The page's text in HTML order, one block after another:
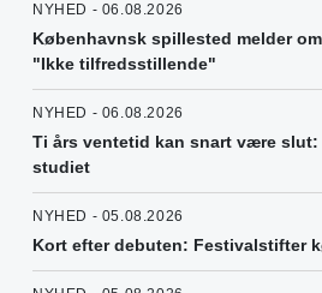
NYHED - 06.08.2026
Københavnsk spillested melder
"Ikke tilfredsstillende"
NYHED - 06.08.2026
Ti års ventetid kan snart være slut:
studiet
NYHED - 05.08.2026
Kort efter debuten: Festivalstifter